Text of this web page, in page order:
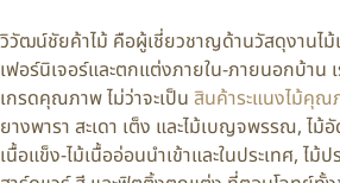
วิวัฒน์ชัยค้าไม้ คือผู้เชี่ยวชาญด้านวัสดุงานไ
เฟอร์นิเจอร์และตกแต่งภายใน-ภายนอกบ้าน
เกรดคุณภาพ ไม่ว่าจะเป็น สินค้าระแนงไม้คุณ
ยางพารา สะเดา เต็ง และไม้เบญจพรรณ, ไ
เนื้อแข็ง-ไม้เนื้ออ่อนนำเข้าและในประเทศ, ไ